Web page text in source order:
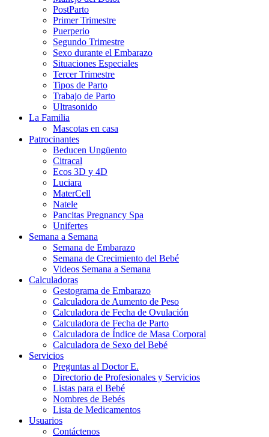
PostParto
Primer Trimestre
Puerperio
Segundo Trimestre
Sexo durante el Embarazo
Situaciones Especiales
Tercer Trimestre
Tipos de Parto
Trabajo de Parto
Ultrasonido
La Familia
Mascotas en casa
Patrocinantes
Beducen Ungüento
Citracal
Ecos 3D y 4D
Luciara
MaterCell
Natele
Pancitas Pregnancy Spa
Unifertes
Semana a Semana
Semana de Embarazo
Semana de Crecimiento del Bebé
Videos Semana a Semana
Calculadoras
Gestograma de Embarazo
Calculadora de Aumento de Peso
Calculadora de Fecha de Ovulación
Calculadora de Fecha de Parto
Calculadora de Índice de Masa Corporal
Calculadora de Sexo del Bebé
Servicios
Preguntas al Doctor E.
Directorio de Profesionales y Servicios
Listas para el Bebé
Nombres de Bebés
Lista de Medicamentos
Usuarios
Contáctenos